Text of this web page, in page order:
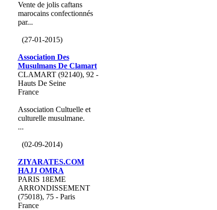
Vente de jolis caftans
marocains confectionnés
par...
(27-01-2015)
Association Des
Musulmans De Clamart
CLAMART (92140), 92 -
Hauts De Seine
France
Association Cultuelle et
culturelle musulmane.
...
(02-09-2014)
ZIYARATES.COM
HAJJ OMRA
PARIS 18EME
ARRONDISSEMENT
(75018), 75 - Paris
France